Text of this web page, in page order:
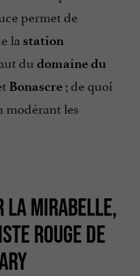
permet de
la station
du domaine du
Bonascre ; de quoi
modérant les
LA MIRABELLE,
ROUGE DE